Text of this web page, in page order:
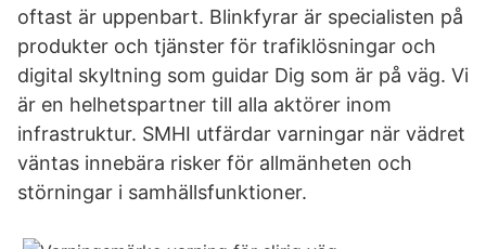
oftast är uppenbart. Blinkfyrar är specialisten på
produkter och tjänster för trafiklösningar och
digital skyltning som guidar Dig som är på väg. Vi
är en helhetspartner till alla aktörer inom
infrastruktur. SMHI utfärdar varningar när vädret
väntas innebära risker för allmänheten och
störningar i samhällsfunktioner.